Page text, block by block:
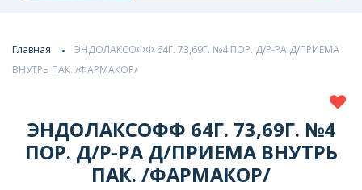
Главная
ЭНДОЛАКСОФФ 64Г. 73,69Г. №4 ПОР. Д/Р-РА Д/ПРИЕМА
ВНУТРЬ ПАК. /ФАРМАКОР/
ЭНДОЛАКСОФФ 64Г. 73,69Г. №4
ПОР. Д/Р-РА Д/ПРИЕМА ВНУТРЬ
ПАК. /ФАРМАКОР/